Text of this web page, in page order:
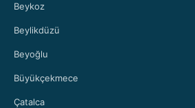
Beykoz
Beylikdüzü
Beyoğlu
Büyükçekmece
Çatalca